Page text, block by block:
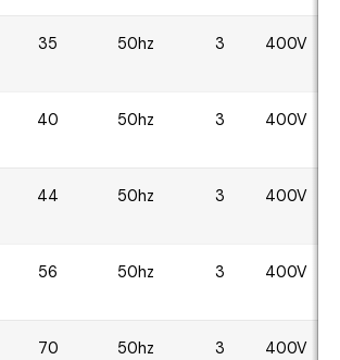
35 50hz 3 400V
40 50hz 3 400V
44 50hz 3 400V
56 50hz 3 400V
70 50hz 3 400V